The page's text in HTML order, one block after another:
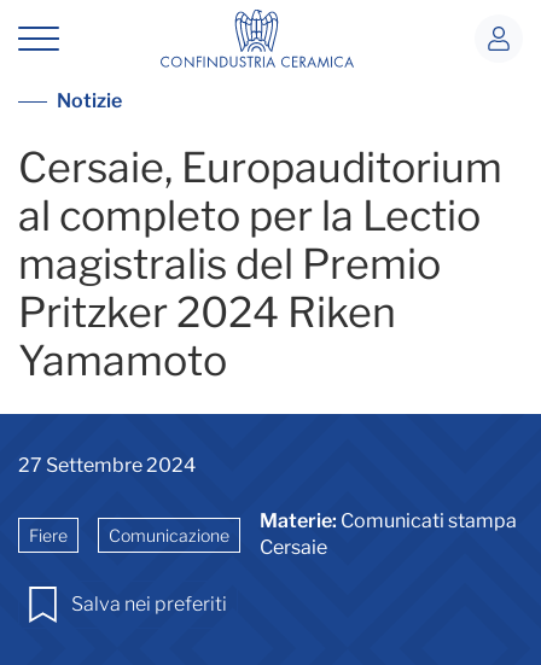
Yamamoto a Cersaie
Vai alla lista notizie
Notizie
Cersaie, Europauditorium
al completo per la Lectio
magistralis del Premio
Pritzker 2024 Riken
Yamamoto
27 Settembre 2024
Fiere Comunicazione
Materie: Comunicati stampa
Cersaie
Salva nei preferiti